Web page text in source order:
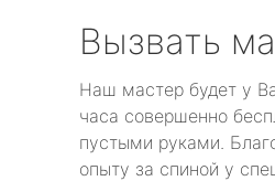
Вызвать
Наш мастер будет у
часа совершенно
пустыми руками.
опыту за спиной у